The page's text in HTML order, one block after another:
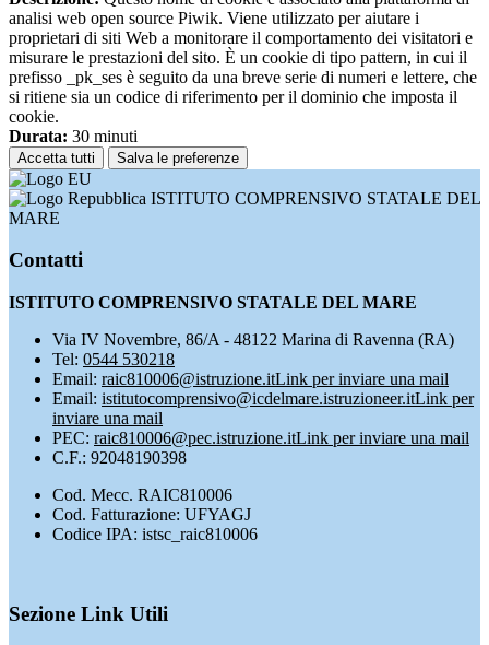
analisi web open source Piwik. Viene utilizzato per aiutare i
proprietari di siti Web a monitorare il comportamento dei visitatori e
misurare le prestazioni del sito. È un cookie di tipo pattern, in cui il
prefisso _pk_ses è seguito da una breve serie di numeri e lettere, che
si ritiene sia un codice di riferimento per il dominio che imposta il
cookie.
Durata: 30 minuti
Accetta tutti Salva le preferenze
ISTITUTO COMPRENSIVO STATALE DEL
MARE
Contatti
ISTITUTO COMPRENSIVO STATALE DEL MARE
Via IV Novembre, 86/A - 48122 Marina di Ravenna (RA)
Tel: 0544 530218
Email: raic810006@istruzione.itLink per inviare una mail
Email: istitutocomprensivo@icdelmare.istruzioneer.itLink per
inviare una mail
PEC: raic810006@pec.istruzione.itLink per inviare una mail
C.F.: 92048190398
Cod. Mecc. RAIC810006
Cod. Fatturazione: UFYAGJ
Codice IPA: istsc_raic810006
Sezione Link Utili